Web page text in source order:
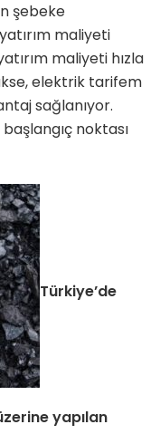
şebeke
maliyeti
maliyeti hızla
elektrik tarifem
sağ­lanıyor.
noktası
Türkiye’de
yapılan